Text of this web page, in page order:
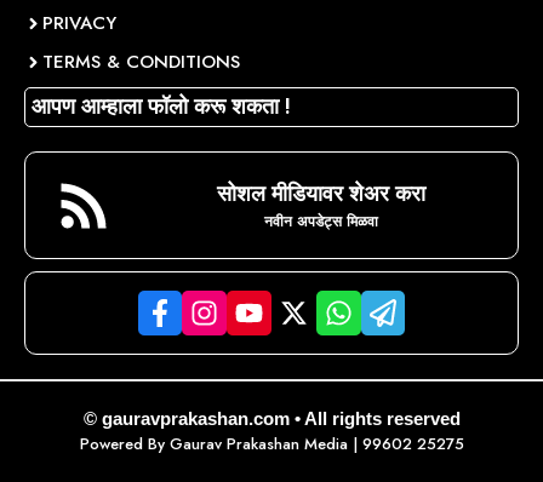
PRIVACY
TERMS & CONDITIONS
आपण आम्हाला फॉलो करू शकता !
सोशल मीडियावर शेअर करा
नवीन अपडेट्स मिळवा
© gauravprakashan.com • All rights reserved
Powered By Gaurav Prakashan Media| 99602 25275